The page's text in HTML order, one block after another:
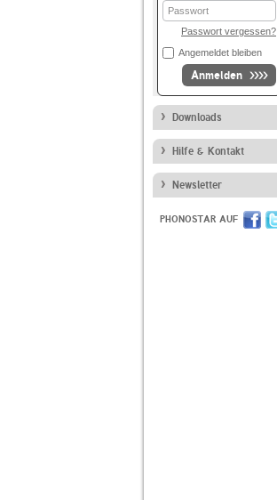
Passwort
Passwort vergessen?
Angemeldet bleiben
Anmelden
Downloads
Hilfe & Kontakt
Newsletter
PHONOSTAR AUF